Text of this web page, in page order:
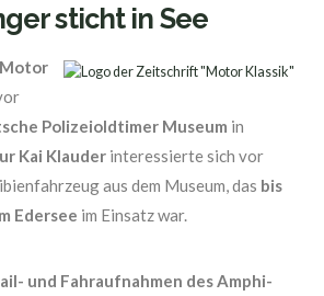
sticht in See
Polizeioldtimer Museum in
Kai Klauder interessierte sich vor
aus dem Museum, das bis
Edersee im Einsatz war.
und Fahraufnahmen des Amphi-